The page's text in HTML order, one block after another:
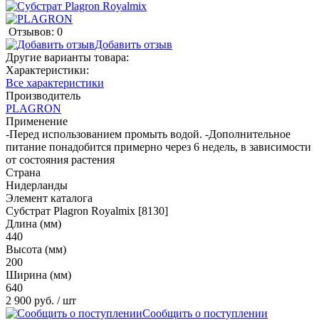
Отзывов: 0
Добавить отзыв
Другие варианты товара:
Характеристики:
Все характеристики
Производитель
PLAGRON
Применение
-Перед использованием промыть водой. -Дополнительное
питание понадобится примерно через 6 недель, в зависимости
от состояния растения
Страна
Нидерланды
Элемент каталога
Субстрат Plagron Royalmix [8130]
Длина (мм)
440
Высота (мм)
200
Ширина (мм)
640
2 900 руб. / шт
Сообщить о поступлении